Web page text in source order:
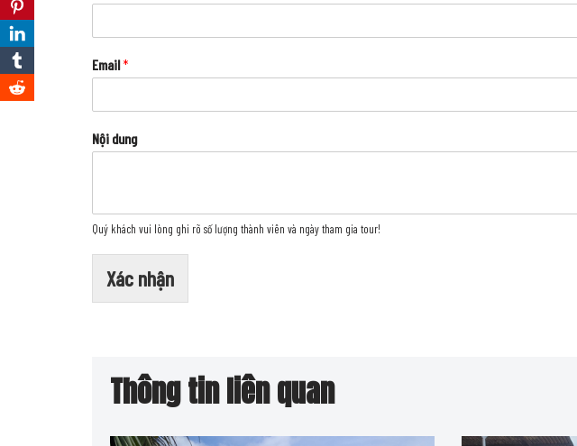
Email*
Nội dung
Quý khách vui lòng ghi rõ số lượng thành viên và ngày tham gia tour!
Xác nhận
Thông tin liên quan